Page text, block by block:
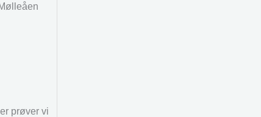
prøver vi